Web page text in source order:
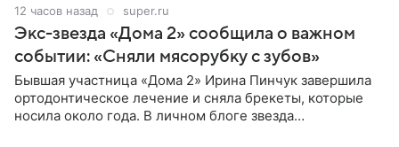
12 часов назад super.ru
Экс-звезда «Дома 2» сообщила о важном
событии: «Сняли мясорубку с зубов»
Бывшая участница «Дома 2» Ирина Пинчук завершила
ортодонтическое лечение и сняла брекеты, которые
носила около года. В личном блоге звезда